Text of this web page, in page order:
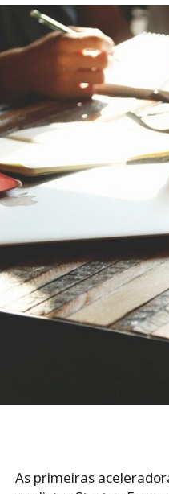
As primeiras